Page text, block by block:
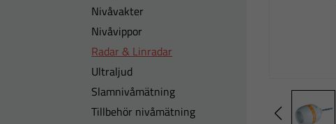
Nivåvakter
Nivåvippor
Radar & Linradar
Ultraljud
Slamnivåmätning
Tillbehör nivåmätning